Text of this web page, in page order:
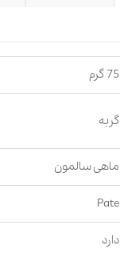
75 گرم
گربه
ماهی سالمون
Pate
دارد